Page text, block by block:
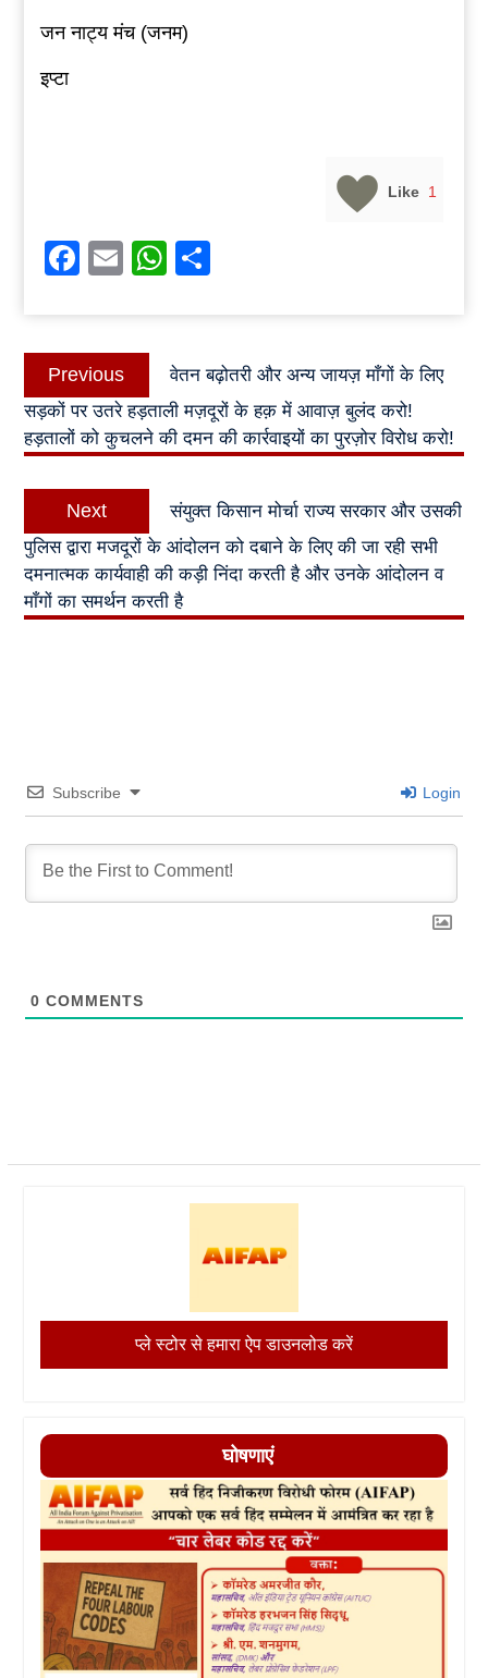
जन नाट्य मंच (जनम)
इप्टा
Like 1
Facebook
EmailWhatsApp
Post
navigation
Previous
Previous
post:
वेतन बढ़ोतरी और अन्य जायज़ माँगों के लिए
सड़कों पर उतरे हड़ताली मज़दूरों के हक़ में आवाज़ बुलंद करो!
हड़तालों को कुचलने की दमन की कार्रवाइयों का पुरज़ोर विरोध करो!
Next
Next
post:
संयुक्त किसान मोर्चा राज्य सरकार और उसकी
पुलिस द्वारा मजदूरों के आंदोलन को दबाने के लिए की जा रही सभी
दमनात्मक कार्यवाही की कड़ी निंदा करती है और उनके आंदोलन व
माँगों का समर्थन करती है
Subscribe Login
0 COMMENTS
प्ले स्टोर से हमारा ऐप डाउनलोड करें
घोषणाएं